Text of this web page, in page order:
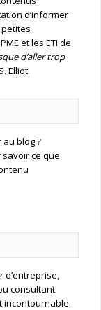
d’informer
et les ETI de
d’aller trop
Elliot.
blog ?
ce que
d’entreprise,
consultant
incontournable